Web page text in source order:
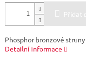
Přidat
Phosphor bronzové
Detailní informace